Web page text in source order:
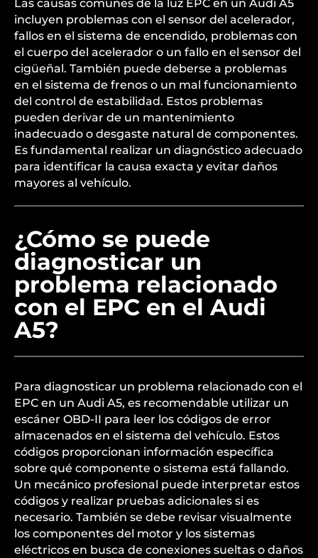
Las causas comunes de la luz EPC en un Audi A5
incluyen problemas con el sensor del acelerador,
fallos en el sistema de encendido, problemas con
el cuerpo del acelerador o un fallo en el sensor del
cigüeñal. También puede deberse a problemas
en el sistema de frenos o un mal funcionamiento
del control de estabilidad. Estos problemas
pueden derivar de un mantenimiento
inadecuado o desgaste natural de componentes.
Es fundamental realizar un diagnóstico adecuado
para identificar la causa exacta y evitar daños
mayores al vehículo.
¿Cómo se puede
diagnosticar un
problema relacionado
con el EPC en el Audi
A5?
Para diagnosticar un problema relacionado con el
EPC en un Audi A5, es recomendable utilizar un
escáner OBD-II para leer los códigos de error
almacenados en el sistema del vehículo. Estos
códigos proporcionan información específica
sobre qué componente o sistema está fallando.
Un mecánico profesional puede interpretar estos
códigos y realizar pruebas adicionales si es
necesario. También se debe revisar visualmente
los componentes del motor y los sistemas
eléctricos en busca de conexiones sueltas o daños